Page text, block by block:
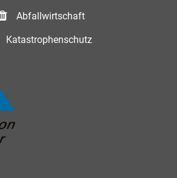
Abfallwirtschaft
Katastrophenschutz